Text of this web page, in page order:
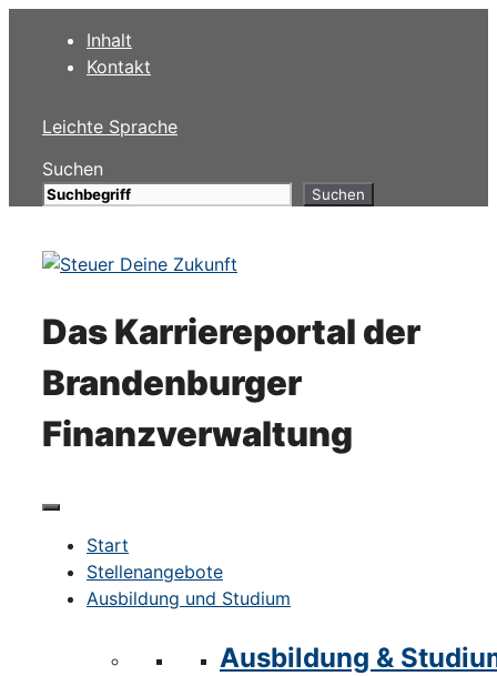
springen
Inhalt
Kontakt
Leichte Sprache
Suchen
Suchen
Das Karriereportal der
Brandenburger
Finanzverwaltung
Start
Stellenangebote
Ausbildung und Studium
Ausbildung &